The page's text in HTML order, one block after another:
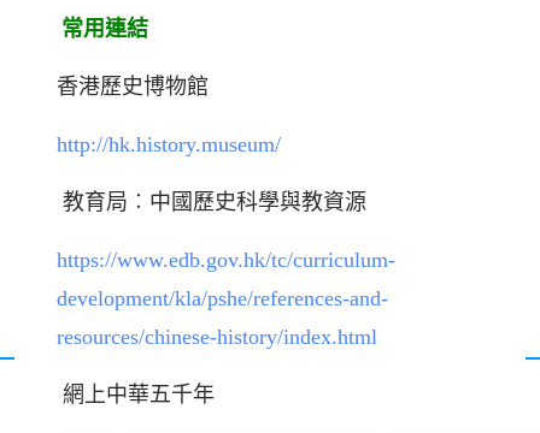
常用連結
香港歷史博物館
http://hk.history.museum/
教育局︰中國歷史科學與教資源
https://www.edb.gov.hk/tc/curriculum-
development/kla/pshe/references-and-
resources/chinese-history/index.html
網上中華五千年